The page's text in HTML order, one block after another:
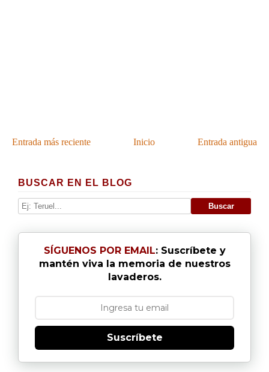
Entrada más reciente Entrada antigua
Inicio
BUSCAR EN EL BLOG
SÍGUENOS POR EMAIL: Suscríbete y
mantén viva la memoria de nuestros
lavaderos.
Suscríbete